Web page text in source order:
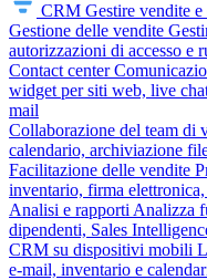
CRM Gestire vendite
Gestione delle vendite
autorizzazioni di accesso e
Contact center
widget per siti web, live
mail
Collaborazione del team di
calendario, archiviazione
Facilitazione delle vendite
inventario, firma
Analisi e rapporti Analizza
dipendenti, Sales
CRM su dispositivi mobili
e-mail, inventario e